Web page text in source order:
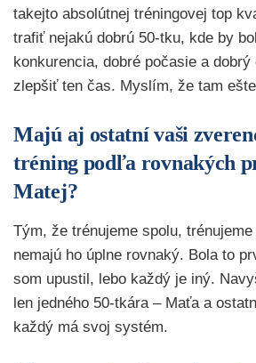
takejto absolútnej tréningovej top
trafiť nejakú dobrú 50-tku, kde by
konkurencia, dobré počasie a dobrý
zlepšiť ten čas. Myslím, že tam
Majú aj ostatní vaši
tréning podľa rovnakých
Matej?
Tým, že trénujeme spolu,
nemajú ho úplne rovnaký. Bola to
som upustil, lebo každý je iný.
len jedného 50-tkára – Maťa a
každý má svoj systém.